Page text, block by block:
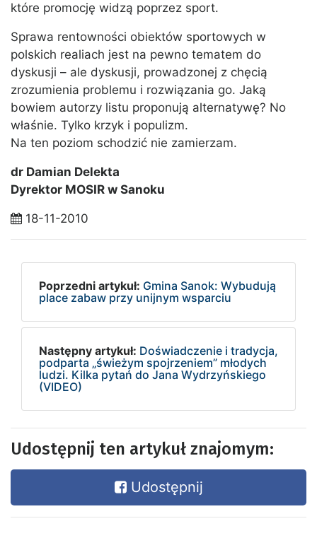
które promocję widzą poprzez sport.
Sprawa rentowności obiektów sportowych w
polskich realiach jest na pewno tematem do
dyskusji – ale dyskusji, prowadzonej z chęcią
zrozumienia problemu i rozwiązania go. Jaką
bowiem autorzy listu proponują alternatywę? No
właśnie. Tylko krzyk i populizm.
Na ten poziom schodzić nie zamierzam.
dr Damian Delekta
Dyrektor MOSIR w Sanoku
18-11-2010
Poprzedni artykuł: Gmina Sanok: Wybudują
place zabaw przy unijnym wsparciu
Następny artykuł: Doświadczenie i tradycja,
podparta „świeżym spojrzeniem” młodych
ludzi. Kilka pytań do Jana Wydrzyńskiego
(VIDEO)
Udostępnij ten artykuł znajomym:
Udostępnij